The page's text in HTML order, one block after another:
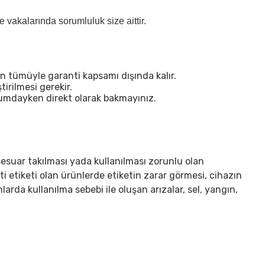
vakalarında sorumluluk size aittir.
garanti kapsamı dışında kalır.
gerekir.
direkt olarak bakmayınız.
takılması yada kullanılması zorunlu olan
etiketi olan ürünlerde etiketin zarar görmesi, cihazın
kullanılma sebebi ile oluşan arızalar, sel, yangın,